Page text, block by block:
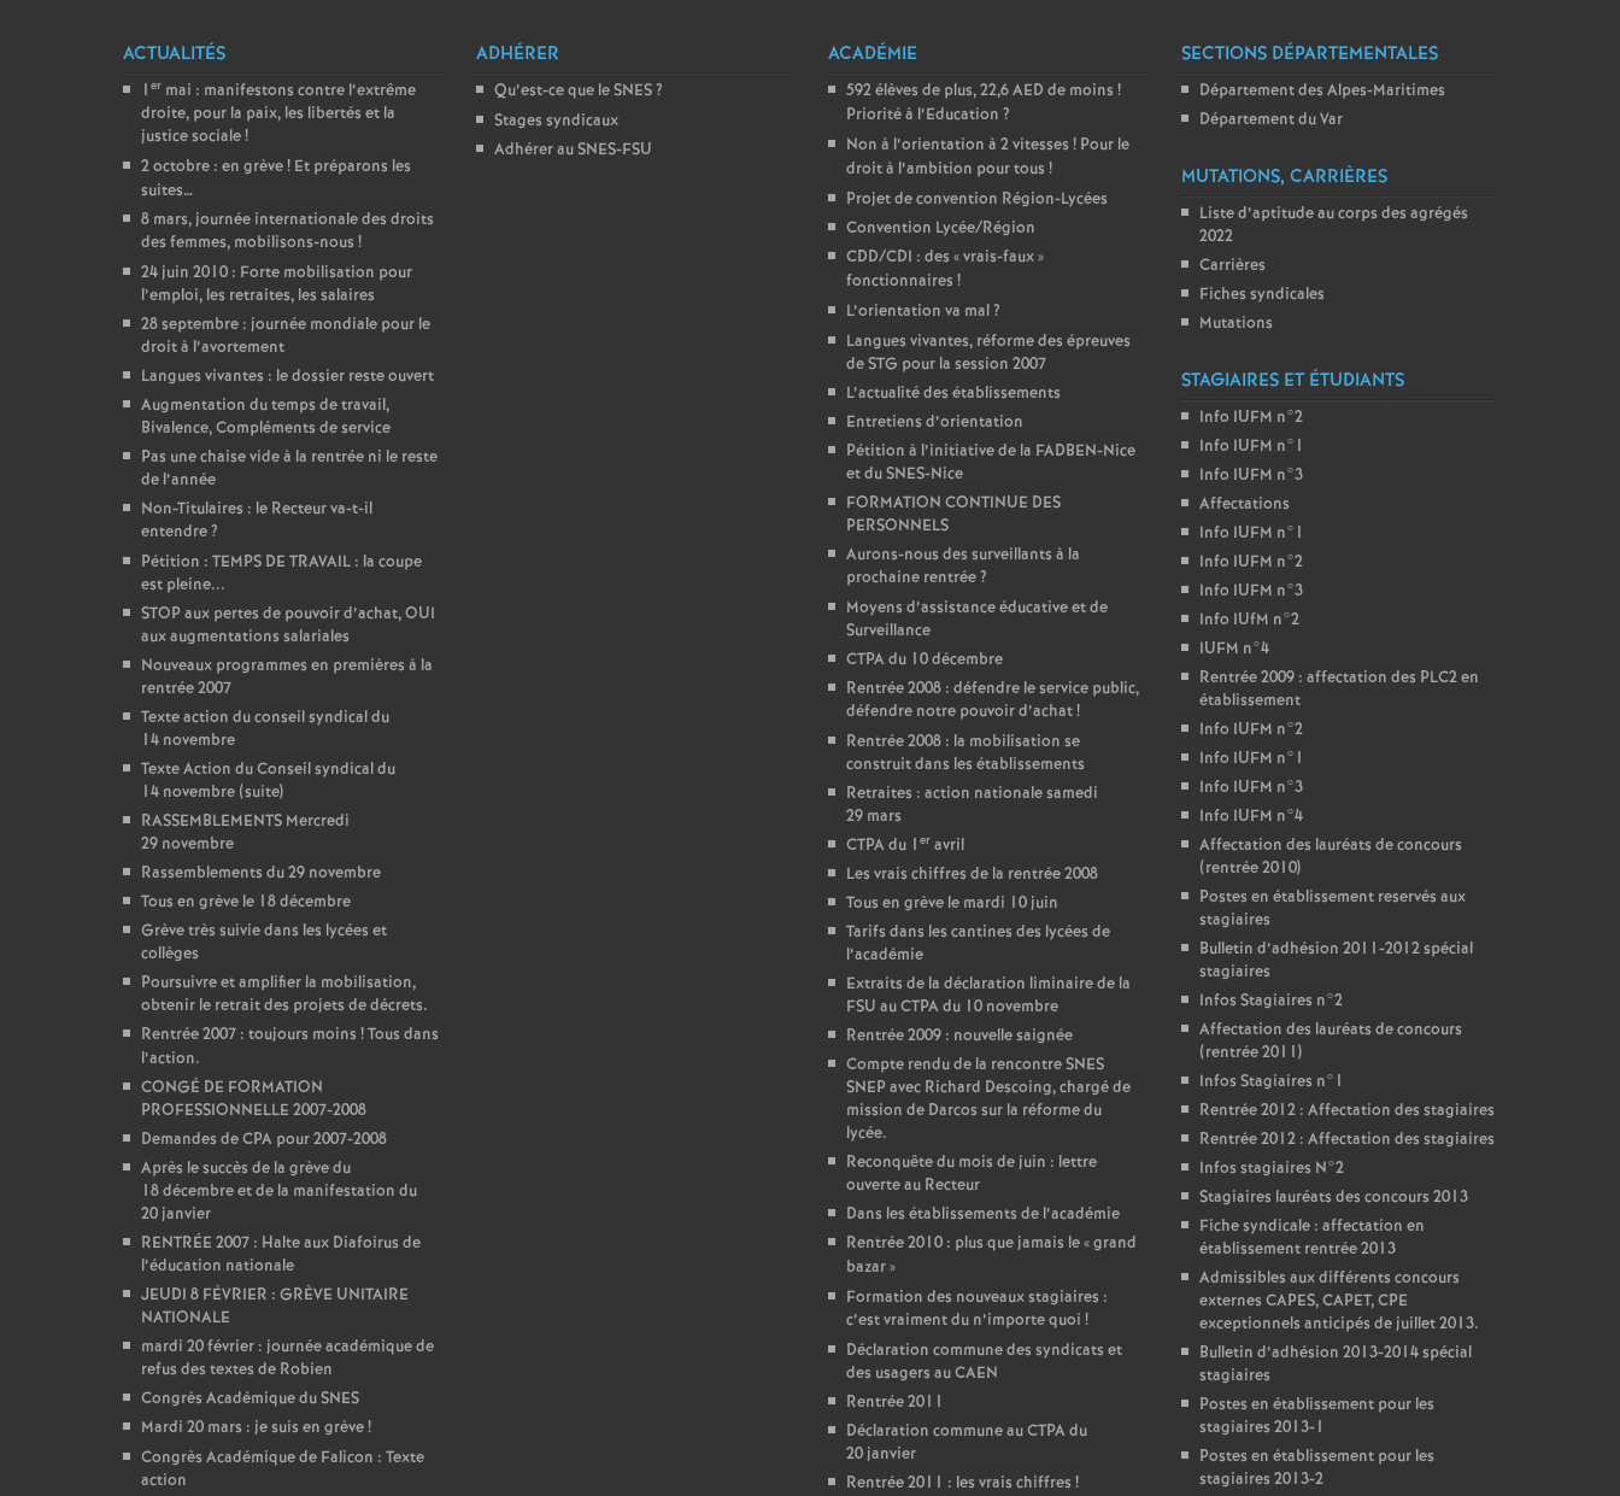
t
ACTUALITÉS
1 er mai : manifestons contre l’extrême
droite, pour la paix, les libertés et la
justice sociale!
2 octobre : en grève! Et préparons les
suites…
8 mars, journée internationale des droits
des femmes, mobilisons-nous !
24 juin 2010 : Forte mobilisation pour
l’emploi, les retraites, les salaires
28 septembre : journée mondiale pour le
droit à l’avortement
Langues vivantes : le dossier reste ouvert
Augmentation du temps de travail,
Bivalence, Compléments de service
Pas une chaise vide à la rentrée ni le reste
de l’année
Non-Titulaires : le Recteur va-t-il
entendre?
Pétition : TEMPS DE TRAVAIL : la coupe
est pleine...
STOP aux pertes de pouvoir d’achat, OUI
aux augmentations salariales
Nouveaux programmes en premières à la
rentrée 2007
Texte action du conseil syndical du
14 novembre
Texte Action du Conseil syndical du
14 novembre (suite)
RASSEMBLEMENTS Mercredi
29 novembre
Rassemblements du 29 novembre
Tous en grève le 18 décembre
Grève très suivie dans les lycées et
collèges
Poursuivre et amplifier la mobilisation,
obtenir le retrait des projets de décrets.
Rentrée 2007 : toujours moins ! Tous dans
l’action.
CONGÉ DE FORMATION
PROFESSIONNELLE 2007-2008
Demandes de CPA pour 2007-2008
Après le succès de la grève du
18 décembre et de la manifestation du
20 janvier
RENTRÉE 2007 : Halte aux Diafoirus de
l’éducation nationale
JEUDI 8 FÉVRIER : GRÈVE UNITAIRE
NATIONALE
mardi 20 février : journée académique de
refus des textes de Robien
Congrès Académique du SNES
Mardi 20 mars : je suis en grève!
Congrès Académique de Falicon : Texte
action
ADHÉRER
Qu’est-ce que le SNES?
Stages syndicaux
Adhérer au SNES-FSU
ACADÉMIE
592 élèves de plus, 22,6 AED de moins !
Priorité à l’Education ?
Non à l’orientation à 2 vitesses ! Pour le
droit à l’ambition pour tous !
Projet de convention Région-Lycées
Convention Lycée/Région
CDD/CDI : des «vrais-faux»
fonctionnaires !
L’orientation va mal?
Langues vivantes, réforme des épreuves
de STG pour la session 2007
L’actualité des établissements
Entretiens d’orientation
Pétition à l’initiative de la FADBEN-Nice
et du SNES-Nice
FORMATION CONTINUE DES
PERSONNELS
Aurons-nous des surveillants à la
prochaine rentrée?
Moyens d’assistance éducative et de
Surveillance
CTPA du 10 décembre
Rentrée 2008 : défendre le service public,
défendre notre pouvoir d’achat!
Rentrée 2008 : la mobilisation se
construit dans les établissements
Retraites : action nationale samedi
29 mars
CTPA du 1 er avril
Les vrais chiffres de la rentrée 2008
Tous en grève le mardi 10 juin
Tarifs dans les cantines des lycées de
l’académie
Extraits de la déclaration liminaire de la
FSU au CTPA du 10 novembre
Rentrée 2009 : nouvelle saignée
Compte rendu de la rencontre SNES
SNEP avec Richard Descoing, chargé de
mission de Darcos sur la réforme du
lycée.
Reconquête du mois de juin : lettre
ouverte au Recteur
Dans les établissements de l’académie
Rentrée 2010 : plus que jamais le «grand
bazar»
Formation des nouveaux stagiaires :
c’est vraiment du n’importe quoi !
Déclaration commune des syndicats et
des usagers au CAEN
Rentrée 2011
Déclaration commune au CTPA du
20 janvier
Rentrée 2011 : les vrais chiffres !
SECTIONS DÉPARTEMENTALES
Département des Alpes-Maritimes
Département du Var
MUTATIONS, CARRIÈRES
Liste d’aptitude au corps des agrégés
2022
Carrières
Fiches syndicales
Mutations
STAGIAIRES ET ÉTUDIANTS
Info IUFM n°2
Info IUFM n°1
Info IUFM n°3
Affectations
Info IUFM n°1
Info IUFM n°2
Info IUFM n°3
Info IUfM n°2
IUFM n°4
Rentrée 2009 : affectation des PLC2 en
établissement
Info IUFM n°2
Info IUFM n°1
Info IUFM n°3
Info IUFM n°4
Affectation des lauréats de concours
(rentrée 2010)
Postes en établissement reservés aux
stagiaires
Bulletin d’adhésion 2011-2012 spécial
stagiaires
Infos Stagiaires n°2
Affectation des lauréats de concours
(rentrée 2011)
Infos Stagiaires n°1
Rentrée 2012 : Affectation des stagiaires
Rentrée 2012 : Affectation des stagiaires
Infos stagiaires N°2
Stagiaires lauréats des concours 2013
Fiche syndicale : affectation en
établissement rentrée 2013
Admissibles aux différents concours
externes CAPES, CAPET, CPE
exceptionnels anticipés de juillet 2013.
Bulletin d’adhésion 2013-2014 spécial
stagiaires
Postes en établissement pour les
stagiaires 2013-1
Postes en établissement pour les
stagiaires 2013-2